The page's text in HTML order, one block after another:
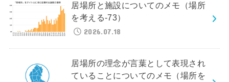
居場所と施設についてのメモ（場所
を考える-73）
2026.07.18
居場所の理念が言葉として表現され
ていることについてのメモ（場所を